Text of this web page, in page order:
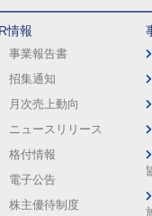
情報
事業報告書
招集通知
月次売上動向
ニュースリリース
格付情報
電子公告
株主優待制度